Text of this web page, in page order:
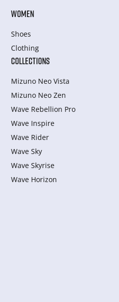
WOMEN
Shoes
Clothing
COLLECTIONS
Mizuno Neo Vista
Mizuno Neo Zen
Wave Rebellion Pro
Wave Inspire
Wave Rider
Wave Sky
Wave Skyrise
Wave Horizon